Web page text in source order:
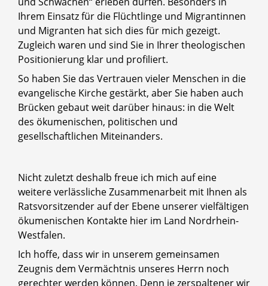
Ihrem Einsatz für die Flüchtlinge und Migrantinnen
und Migranten hat sich dies für mich gezeigt.
Zugleich waren und sind Sie in Ihrer theologischen
Positionierung klar und profiliert.
So haben Sie das Vertrauen vieler Menschen in die
evangelische Kirche gestärkt, aber Sie haben auch
Brücken gebaut weit darüber hinaus: in die Welt
des ökumenischen, politischen und
gesellschaftlichen Miteinanders.
Nicht zuletzt deshalb freue ich mich auf eine
weitere verlässliche Zusammenarbeit mit Ihnen als
Ratsvorsitzender auf der Ebene unserer vielfältigen
ökumenischen Kontakte hier im Land Nordrhein-
Westfalen.
Ich hoffe, dass wir in unserem gemeinsamen
Zeugnis dem Vermächtnis unseres Herrn noch
gerechter werden können. Denn je zerspaltener wir